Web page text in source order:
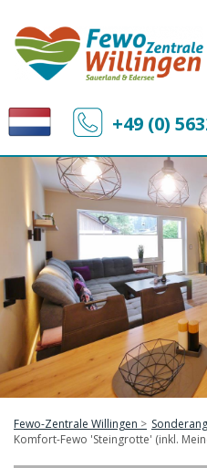
+49 (0)
Fewo-Zentrale Willingen
Komfort-Fewo 'Steingrotte' (inkl.